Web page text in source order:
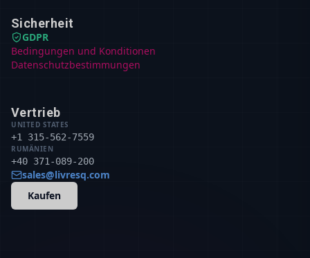
Sicherheit
GDPR
Bedingungen und Konditionen
Datenschutzbestimmungen
Vertrieb
UNITED STATES
+1 315-562-7559
RUMÄNIEN
+40 371-089-200
sales@livresq.com
Kaufen